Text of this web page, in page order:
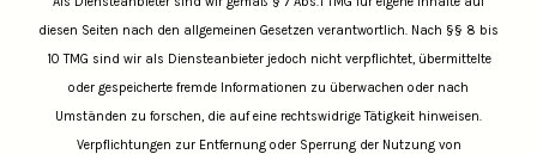
diesen Seiten nach den allgemeinen Gesetzen verantwortlich. Nach §§ 8 bis
10 TMG sind wir als Diensteanbieter jedoch nicht verpflichtet, übermittelte
oder gespeicherte fremde Informationen zu überwachen oder nach
Umständen zu forschen, die auf eine rechtswidrige Tätigkeit hinweisen.
Verpflichtungen zur Entfernung oder Sperrung der Nutzung von